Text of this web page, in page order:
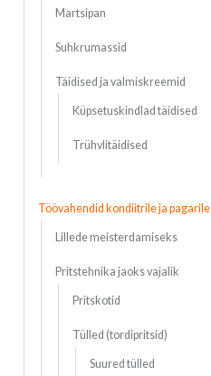
Martsipan
Suhkrumassid
Täidised ja valmiskreemid
Küpsetuskindlad täidised
Trühvlitäidised
Töövahendid kondiitrile ja pagarile
Lillede meisterdamiseks
Pritstehnika jaoks vajalik
Pritskotid
Tülled (tordipritsid)
Suured tülled